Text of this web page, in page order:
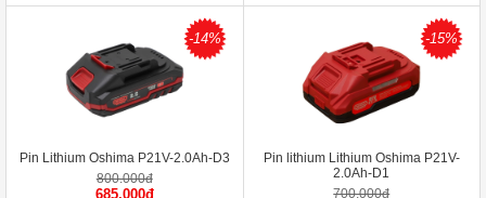
-14%
Pin Lithium Oshima P21V-2.0Ah-D3
800.000đ
685.000đ
-15%
Pin lithium Lithium Oshima P21V-
2.0Ah-D1
700.000đ